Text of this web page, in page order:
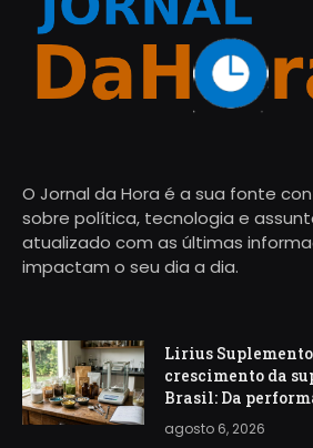
O Jornal da Hora é a sua fonte
sobre política, tecnologia e
atualizado com as últimas
impactam o seu dia a dia.
Lirius
crescimento da
Brasil: Da
agosto 6, 2026